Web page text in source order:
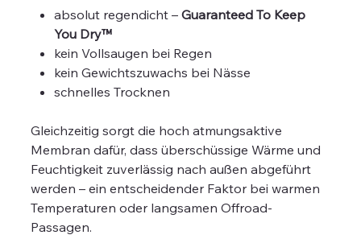
absolut regendicht –Guaranteed To Keep
You Dry™
kein Vollsaugen bei Regen
kein Gewichtszuwachs bei Nässe
schnelles Trocknen
Gleichzeitig sorgt die hoch atmungsaktive
Membran dafür, dass überschüssige Wärme und
Feuchtigkeit zuverlässig nach außen abgeführt
werden – ein entscheidender Faktor bei warmen
Temperaturen oder langsamen Offroad-
Passagen.